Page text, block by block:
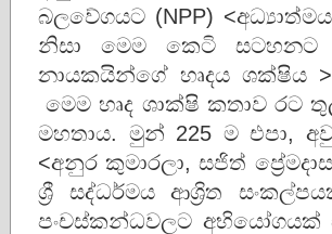
බලවේගයට (NPP)
නිසා මෙම කෙටි සටහනට
නායකයින්ගේ හෘදය ශක්ෂිය
මෙම හෘද ශාක්ෂි කතාව
මහතාය. මුන් 225 ම එපා,
<අනුර කුමාරලා, සජිත්
ශ්‍රී සද්ධර්මය ආශ්‍රිත
පංචස්කන්ධවලට අභියෝගයක්